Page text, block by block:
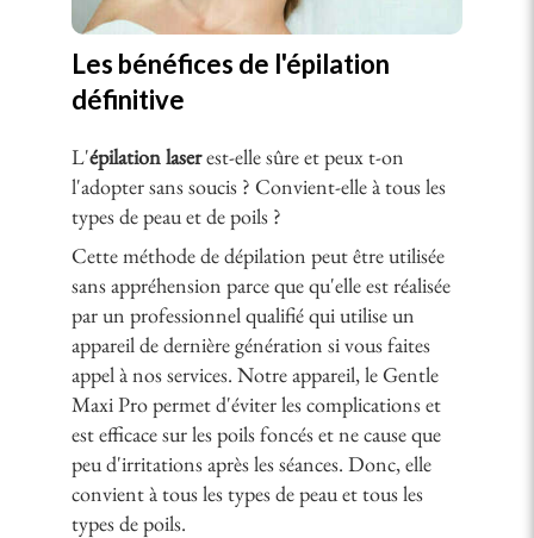
Les bénéfices de l'épilation
définitive
L'épilation laserest-elle sûre et peux t-on
l'adopter sans soucis ? Convient-elle à tous les
types de peau et de poils ?
Cette méthode de dépilation peut être utilisée
sans appréhension parce que qu'elle est réalisée
par un professionnel qualifié qui utilise un
appareil de dernière génération si vous faites
appel à nos services. Notre appareil, le Gentle
Maxi Pro permet d'éviter les complications et
est efficace sur les poils foncés et ne cause que
peu d'irritations après les séances. Donc, elle
convient à tous les types de peau et tous les
types de poils.